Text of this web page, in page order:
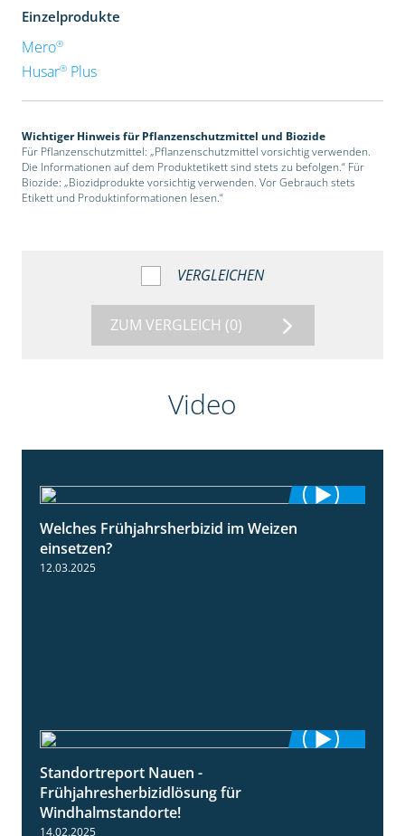
Einzelprodukte
Mero®
Husar®Plus
Wichtiger Hinweis für Pflanzenschutzmittel und Biozide
Für Pflanzenschutzmittel: „Pflanzenschutzmittel vorsichtig verwenden.
Die Informationen auf dem Produktetikett sind stets zu befolgen.“ Für
Biozide: „Biozidprodukte vorsichtig verwenden. Vor Gebrauch stets
Etikett und Produktinformationen lesen.“
VERGLEICHEN
ZUM VERGLEICH (0)
Video
Welches Frühjahrsherbizid im Weizen
einsetzen?
12.03.2025
Standortreport Nauen -
Frühjahresherbizidlösung für
Windhalmstandorte!
14.02.2025